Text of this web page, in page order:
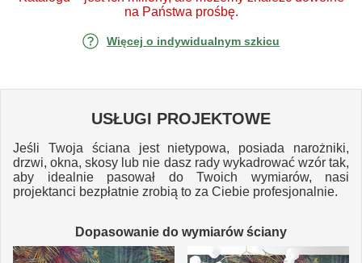
na Państwa prośbę.
Więcej o indywidualnym szkicu
USŁUGI PROJEKTOWE
Jeśli Twoja ściana jest nietypowa, posiada narożniki,
drzwi, okna, skosy lub nie dasz rady wykadrować wzór tak,
aby idealnie pasował do Twoich wymiarów, nasi
projektanci bezpłatnie zrobią to za Ciebie profesjonalnie.
Dopasowanie do wymiarów ściany